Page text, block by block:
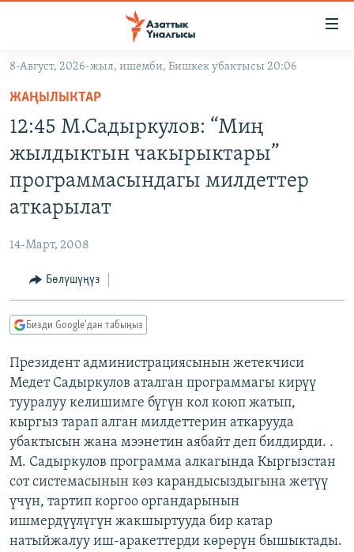
Навигацияга
өтүңүз
салыңыз
БҮГҮН АЗАТТЫКТА
ЭКСПЕРТТЕР ТАЛДАЙТ
БИЗ ЖАНА ДҮЙНӨ
ЭЖЕ-СИҢДИЛЕР
АЗАТТЫК+
ЫҢГАЙСЫЗ СУРООЛОР
ПОДКАСТ
ӨЗГӨЧӨ ПИКИР
Русский
ОНЛАЙН ШЕРИНЕ
ЭЕ/АРнун бардык сайттары
8-Август, 2026-жыл, ишемби, Бишкек убактысы 20:06
ЖАҢЫЛЫКТАР
12:45 М.Садыркулов: “Миң
жылдыктын чакырыктары”
программасындагы милдеттер
аткарылат
14-Март, 2008
Бөлүшүңүз
Бизди Google'дан табыңыз
Президент администрациясынын жетекчиси
Медет Садыркулов аталган программагы кирүү
тууралуу келишимге бүгүн кол коюп жатып,
кыргыз тарап алган милдеттерин аткарууда
убактысын жана мээнетин аябайт деп билдирди. .
М. Садыркулов программа алкагында Кыргызстан
сот системасынын көз карандысыздыгына жетүү
үчүн, тартип коргоо органдарынын
ишмердүүлүгүн жакшыртууда бир катар
натыйжалуу иш-аракеттерди көрөрүн бышыктады.